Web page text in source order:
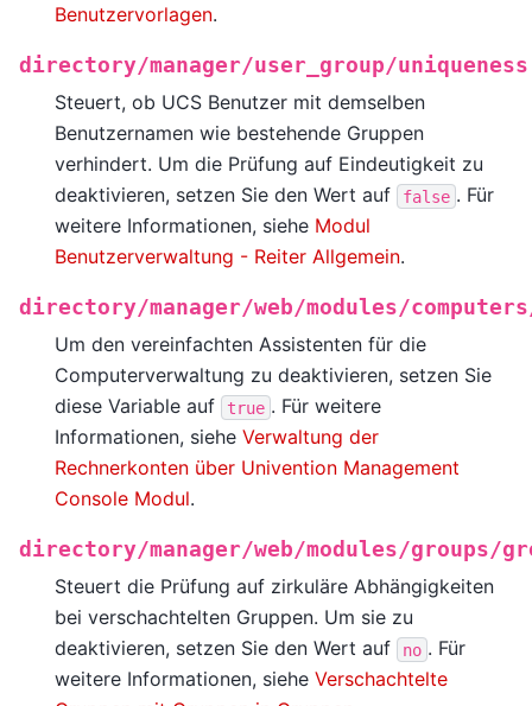
Benutzervorlagen.
directory/manager/user_group/uniqueness
Steuert, ob UCS Benutzer mit demselben
Benutzernamen wie bestehende Gruppen
verhindert. Um die Prüfung auf Eindeutigkeit zu
deaktivieren, setzen Sie den Wert auf
false . Für
weitere Informationen, siehe Modul
Benutzerverwaltung - Reiter Allgemein.
directory/manager/web/modules/
Um den vereinfachten Assistenten für die
Computerverwaltung zu deaktivieren, setzen Sie
diese Variable auf
true . Für weitere
Informationen, siehe Verwaltung der
Rechnerkonten über Univention Management
Console Modul.
directory/manager/web/modules/groups/
Steuert die Prüfung auf zirkuläre Abhängigkeiten
bei verschachtelten Gruppen. Um sie zu
deaktivieren, setzen Sie den Wert auf
no . Für
weitere Informationen, siehe Verschachtelte